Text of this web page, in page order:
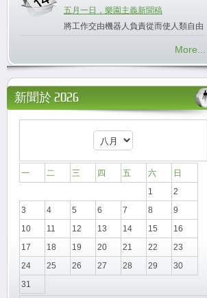
五月一日，樂園主義新聞稿
將工作交由機器人負責從而使人類自由
More...
新聞於 2026
一 二 三 四 五 六
日
1
2
3
4 5 6 7 8
9
10
11 12 13 14 15
16
17
18 19 20 21 22
23
24
25 26 27 28 29
30
31